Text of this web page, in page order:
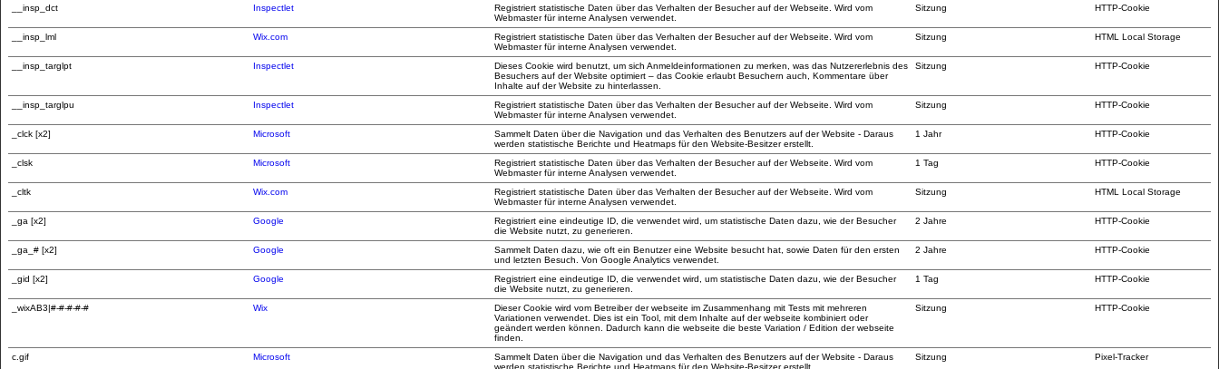
__insp_dct
Inspectlet
Registriert statistische Daten über das Verhalten der Besucher auf der Webseite. Wird vom
Webmaster für interne Analysen verwendet.
Sitzung HTTP-Cookie
__insp_lml Wix.com
Registriert statistische Daten über das Verhalten der Besucher auf der Webseite. Wird vom
Webmaster für interne Analysen verwendet.
Sitzung HTML Local Storage
__insp_targlpt Inspectlet
Dieses Cookie wird benutzt, um sich Anmeldeinformationen zu merken, was das Nutzererlebnis des
Besuchers auf der Website optimiert – das Cookie erlaubt Besuchern auch, Kommentare über
Inhalte auf der Website zu hinterlassen.
Sitzung HTTP-Cookie
__insp_targlpu Inspectlet
Registriert statistische Daten über das Verhalten der Besucher auf der Webseite. Wird vom
Webmaster für interne Analysen verwendet.
Sitzung HTTP-Cookie
_clck [x2] Microsoft
Sammelt Daten über die Navigation und das Verhalten des Benutzers auf der Website - Daraus
werden statistische Berichte und Heatmaps für den Website-Besitzer erstellt.
1 Jahr HTTP-Cookie
_clsk Microsoft
Registriert statistische Daten über das Verhalten der Besucher auf der Webseite. Wird vom
Webmaster für interne Analysen verwendet.
1 Tag HTTP-Cookie
_cltk Wix.com
Registriert statistische Daten über das Verhalten der Besucher auf der Webseite. Wird vom
Webmaster für interne Analysen verwendet.
Sitzung HTML Local Storage
_ga [x2] Google
Registriert eine eindeutige ID, die verwendet wird, um statistische Daten dazu, wie der Besucher
die Website nutzt, zu generieren.
2 Jahre HTTP-Cookie
_ga_# [x2] Google
Sammelt Daten dazu, wie oft ein Benutzer eine Website besucht hat, sowie Daten für den ersten
und letzten Besuch. Von Google Analytics verwendet.
2 Jahre HTTP-Cookie
_gid [x2] Google
Registriert eine eindeutige ID, die verwendet wird, um statistische Daten dazu, wie der Besucher
die Website nutzt, zu generieren.
1 Tag HTTP-Cookie
_wixAB3|#-#-#-#-# Wix
Dieser Cookie wird vom Betreiber der webseite im Zusammenhang mit Tests mit mehreren
Variationen verwendet. Dies ist ein Tool, mit dem Inhalte auf der webseite kombiniert oder
geändert werden können. Dadurch kann die webseite die beste Variation / Edition der webseite
finden.
Sitzung HTTP-Cookie
c.gif Microsoft
Sammelt Daten über die Navigation und das Verhalten des Benutzers auf der Website - Daraus
werden statistische Berichte und Heatmaps für den Website-Besitzer erstellt.
Sitzung Pixel-Tracker